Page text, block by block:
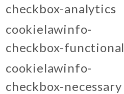
checkbox-analytics
cookielawinfo-
checkbox-functional
cookielawinfo-
checkbox-necessary